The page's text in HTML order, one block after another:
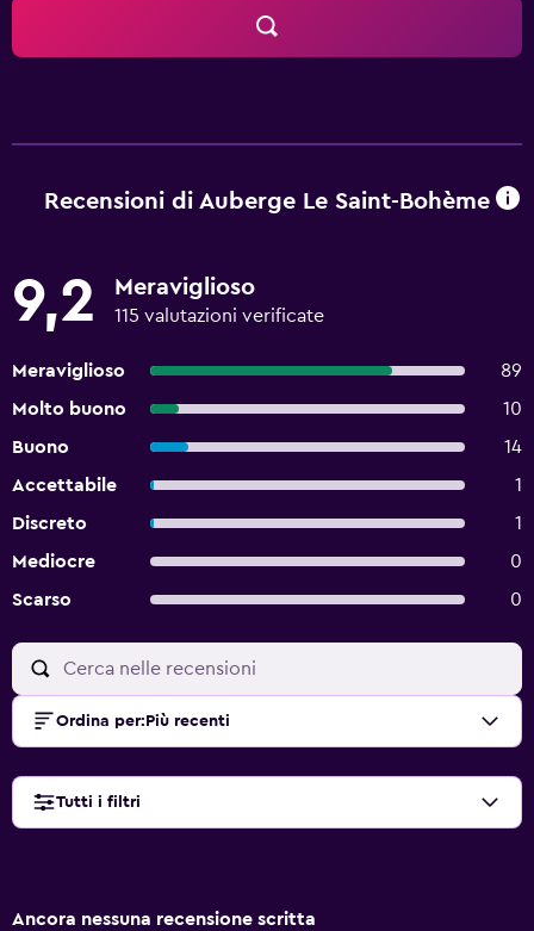
Recensioni di Auberge Le Saint-Bohème
9,2 Meraviglioso
115 valutazioni verificate
Meraviglioso
89
Molto buono
10
Buono
14
Accettabile
1
Discreto
1
Mediocre
0
Scarso
0
Ordina per: Più recenti
Tutti i filtri
Ancora nessuna recensione scritta